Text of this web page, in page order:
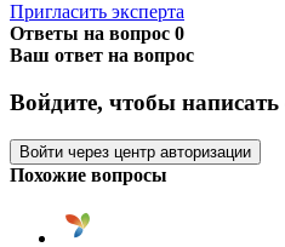
Пригласить эксперта
Ответы на вопрос 0
Ваш ответ на вопрос
Войдите, чтобы написать
Войти через центр авторизации
Похожие вопросы